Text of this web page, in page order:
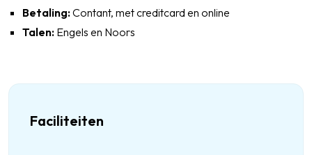
Betaling:Contant, met creditcard en online
Talen: Engels en Noors
Faciliteiten